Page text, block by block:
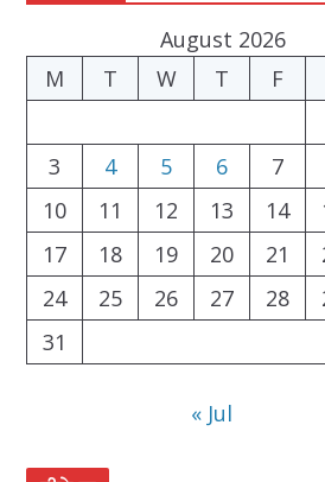
August 2026
M
T W T F
3
4 5 6 7
10
11 12 13 14
17
18 19 20 21
24
25 26 27 28
31
« Jul